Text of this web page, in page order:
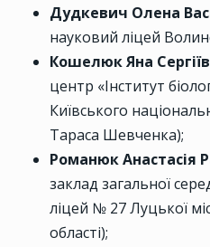
Дудкевич Олена
науковий ліцей
Кошелюк Яна
центр «Інститут
Київського
Тараса Шевченка);
Романюк Анастасія
заклад загальної
ліцей № 27 Луцької
області);